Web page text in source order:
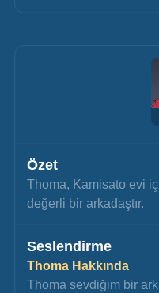
Özet
Thoma, Kamisato evi
değerli bir arkadaştır.
Seslendirme
Thoma Hakkında
Thoma sevdiğim bir